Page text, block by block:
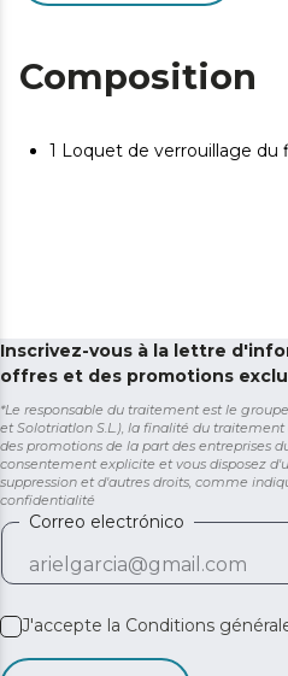
Composition
1 Loquet de verrouillage du
Inscrivez-vous à la lettre
offres et des promotions
*Le responsable du traitement est le
et Solotriatlon S.L.), la finalité du
des promotions de la part des entreprises
consentement explicite et vous disposez
suppression et d'autres droits, comme
confidentialité
Correo electrónico
J'accepte la Conditions